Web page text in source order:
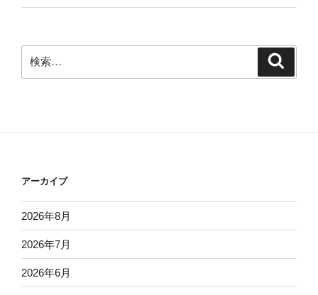
索:
アーカイブ
2026年8月
2026年7月
2026年6月